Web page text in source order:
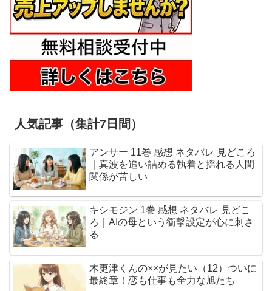
人気記事（集計7日間）
アンサー 11巻 感想 ネタバレ 見どころ
｜真波を追い詰める執着と揺れる人間
関係が苦しい
キシモジン 1巻 感想 ネタバレ 見どこ
ろ｜AIの母という衝撃設定が心に刺さ
る
木更津くんの××が見たい（12）ついに
最終章！恋も仕事も全力な旭たち